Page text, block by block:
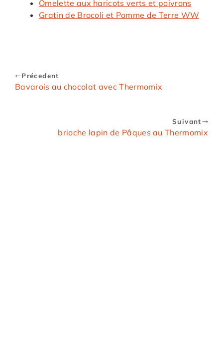
Omelette aux haricots verts et poivrons
Gratin de Brocoli et Pomme de Terre WW
Précedent
Bavarois au chocolat avec Thermomix
Suivant
brioche lapin de Pâques au Thermomix